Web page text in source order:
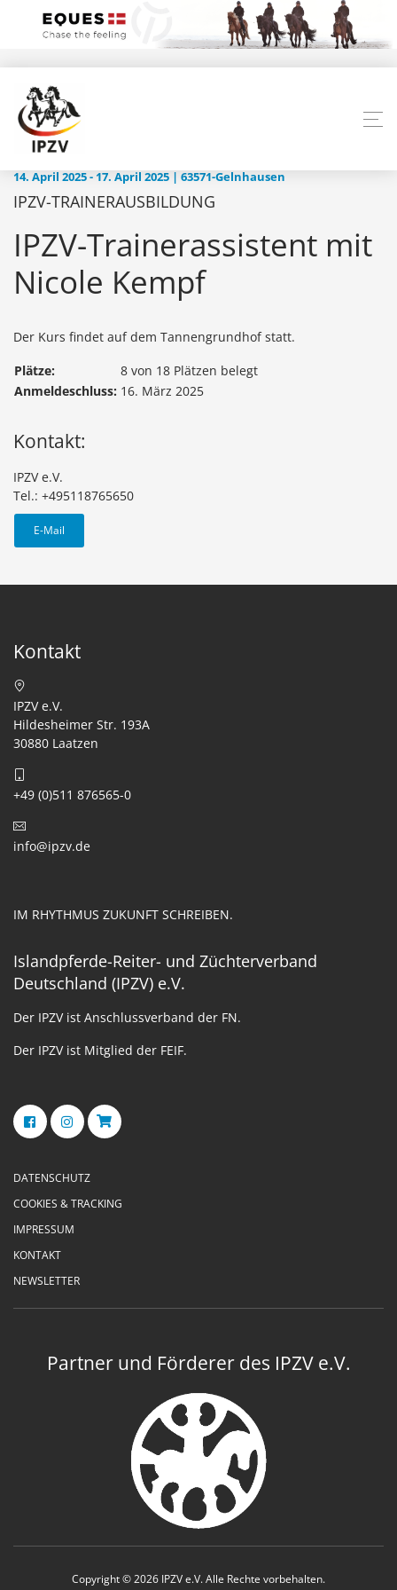
14. April 2025 - 17. April 2025 | 63571-Gelnhausen
IPZV-TRAINERAUSBILDUNG
IPZV-Trainerassistent mit
Nicole Kempf
Der Kurs findet auf dem Tannengrundhof statt.
Plätze:
8 von 18 Plätzen belegt
Anmeldeschluss: 16. März 2025
Kontakt:
IPZV e.V.
Tel.: +495118765650
E-Mail
Kontakt
IPZV e.V.
Hildesheimer Str. 193A
30880 Laatzen
+49 (0)511 876565-0
info@ipzv.de
IM RHYTHMUS ZUKUNFT SCHREIBEN.
Islandpferde-Reiter- und Züchterverband
Deutschland (IPZV) e.V.
Der IPZV ist Anschlussverband der FN.
Der IPZV ist Mitglied der FEIF.
DATENSCHUTZ
COOKIES & TRACKING
IMPRESSUM
KONTAKT
NEWSLETTER
Partner und Förderer des IPZV e.V.
Copyright © 2026 IPZV e.V. Alle Rechte vorbehalten.